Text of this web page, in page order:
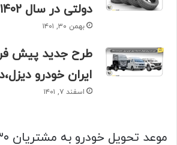
دولتی در سال ۱۴۰۲
بهمن ۳۰, ۱۴۰۱
طرح جدید پیش
ایران خودرو
اسفند ۷, ۱۴۰۱
موعد تحویل خودرو به مشتریان ۳۰ روزه است.